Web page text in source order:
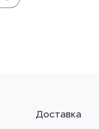
Доставка